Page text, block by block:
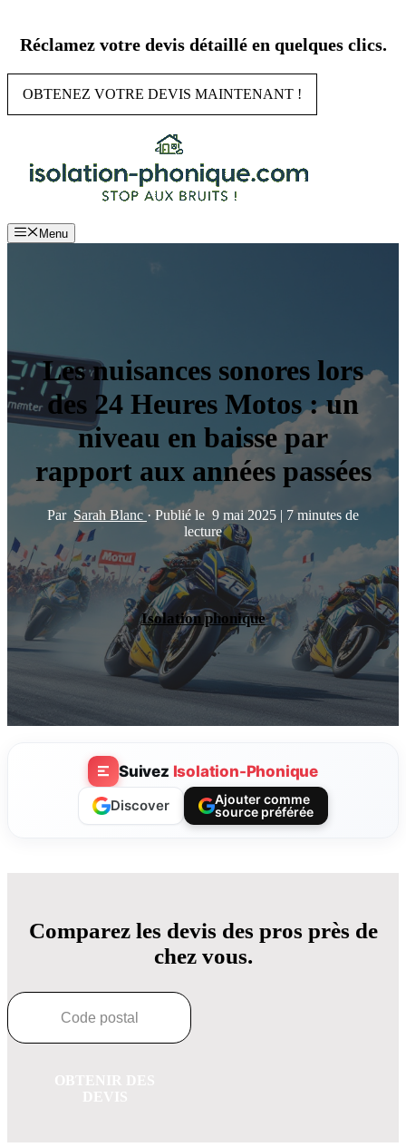
contenu
Réclamez votre devis détaillé en quelques clics.
OBTENEZ VOTRE DEVIS MAINTENANT !
Menu
Les nuisances sonores lors
des 24 Heures Motos : un
niveau en baisse par
rapport aux années passées
Par Sarah Blanc · Publié le 9 mai 2025 | 7 minutes de
lecture
Isolation phonique
Suivez Isolation-Phonique
Discover
Ajouter comme
source préférée
Comparez les devis des pros près de
chez vous.